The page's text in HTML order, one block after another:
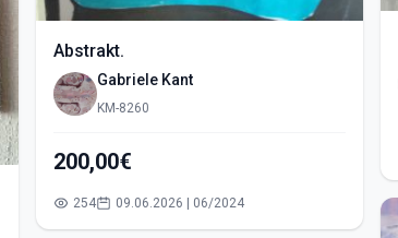
Abstrakt.
Gabriele Kant
KM-8260
200,00€
254 09.06.2026 | 06/2024